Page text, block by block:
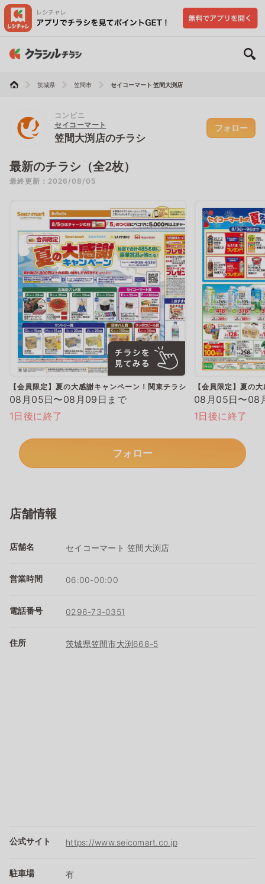
茨城県 笠間市 セイコーマート 笠間大渕店
コンビニ
セイコーマート
笠間大渕店のチラシ
フォロー
最新のチラシ（全2枚）
最終更新：2026/08/05
【会員限定】夏の大感謝キャンペーン！関東チラシ
08月05日〜08月09日まで
1日後に終了
【会員限定】夏の
08月05日〜08
1日後に終了
フォロー
店舗情報
店舗名 セイコーマート 笠間大渕店
営業時間 06:00-00:00
電話番号 0296-73-0351
住所 茨城県笠間市大渕668-5
公式サイト https://www.seicomart.co.jp
駐車場 有